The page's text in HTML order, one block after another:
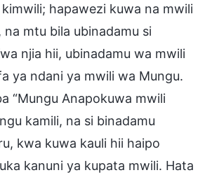
hapawezi kuwa na mwili
na mtu bila ubinadamu si
njia hii, ubinadamu wa mwili
ya ndani ya mwili wa Mungu.
“Mungu Anapokuwa mwili
kamili, na si binadamu
kwa kuwa kauli hii haipo
kanuni ya kupata mwili. Hata